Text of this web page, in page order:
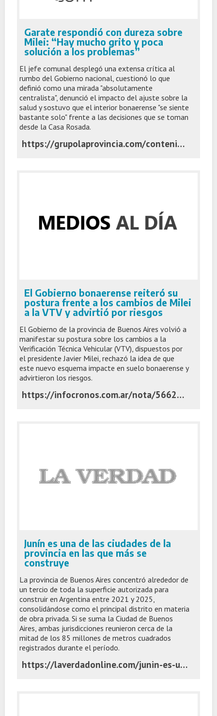
Garate respondió con dureza sobre
Milei: “Hay mucho grito y poca
solución a los problemas”
El jefe comunal desplegó una extensa crítica al
rumbo del Gobierno nacional, cuestionó lo que
definió como una mirada "absolutamente
centralista", denunció el impacto del ajuste sobre la
salud y sostuvo que el interior bonaerense "se siente
bastante solo" frente a las decisiones que se toman
desde la Casa Rosada.
https://grupolaprovincia.com/contenido/599470/garate-respondio-con-dureza-sobre-milei-hay-mucho-grito-y-poca-solucion-a-los-pr
El Gobierno bonaerense reiteró su
postura frente a los cambios de Milei
a la VTV y advirtió por riesgos
El Gobierno de la provincia de Buenos Aires volvió a
manifestar su postura sobre los cambios a la
Verificación Técnica Vehicular (VTV), dispuestos por
el presidente Javier Milei, rechazó la idea de que
este nuevo esquema impacte en suelo bonaerense y
advirtieron los riesgos.
https://infocronos.com.ar/nota/56626/el-gobierno-bonaerense-reitero-su-postura-frente-a-los-cambios-de-milei-a-la-vtv-y-advirtio-por-riesgos/
Junín es una de las ciudades de la
provincia en las que más se
construye
La provincia de Buenos Aires concentró alrededor de
un tercio de toda la superficie autorizada para
construir en Argentina entre 2021 y 2025,
consolidándose como el principal distrito en materia
de obra privada. Si se suma la Ciudad de Buenos
Aires, ambas jurisdicciones reunieron cerca de la
mitad de los 85 millones de metros cuadrados
registrados durante el período.
https://laverdadonline.com/junin-es-una-de-las-ciudades-de-la-provincia-en-las-que-mas-se-construye/